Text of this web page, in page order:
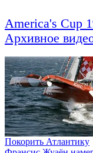
America's Cup
Архивное
Покорить Атлантику